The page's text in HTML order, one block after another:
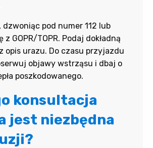
dzwoniąc pod numer 112 lub
GOPR/TOPR. Podaj dokładną
opis urazu. Do czasu przyjazdu
objawy wstrząsu i dbaj o
poszkodowanego.
konsultacja
jest niezbędna